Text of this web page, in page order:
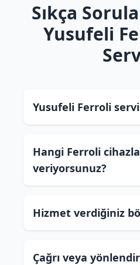
Sıkça
Yusufeli
Yusufeli Ferroli
Hangi Ferroli
veriyorsunuz?
Hizmet verdiğiniz
Çağrı veya